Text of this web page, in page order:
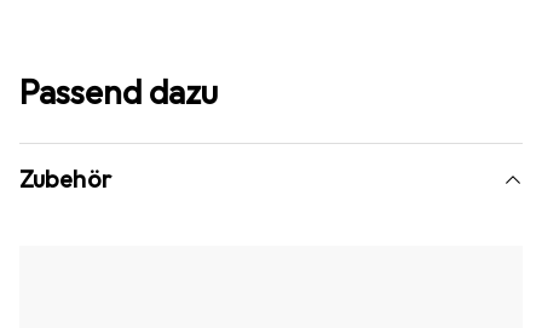
Passend dazu
Zubehör